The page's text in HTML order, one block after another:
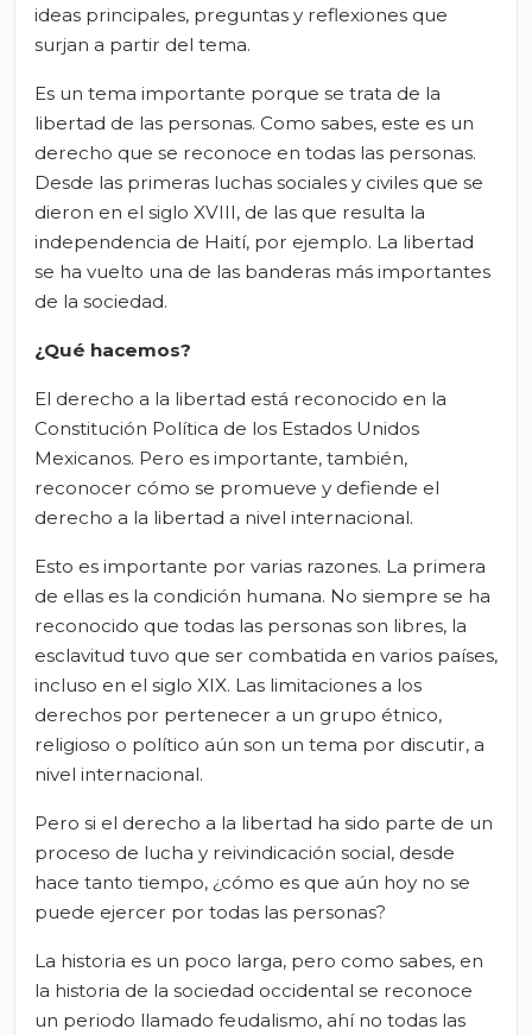
ideas principales, preguntas y reflexiones que
surjan a partir del tema.
Es un tema importante porque se trata de la
libertad de las personas. Como sabes, este es un
derecho que se reconoce en todas las personas.
Desde las primeras luchas sociales y civiles que se
dieron en el siglo XVIII, de las que resulta la
independencia de Haití, por ejemplo. La libertad
se ha vuelto una de las banderas más importantes
de la sociedad.
¿Qué hacemos?
El derecho a la libertad está reconocido en la
Constitución Política de los Estados Unidos
Mexicanos. Pero es importante, también,
reconocer cómo se promueve y defiende el
derecho a la libertad a nivel internacional.
Esto es importante por varias razones. La primera
de ellas es la condición humana. No siempre se ha
reconocido que todas las personas son libres, la
esclavitud tuvo que ser combatida en varios países,
incluso en el siglo XIX. Las limitaciones a los
derechos por pertenecer a un grupo étnico,
religioso o político aún son un tema por discutir, a
nivel internacional.
Pero si el derecho a la libertad ha sido parte de un
proceso de lucha y reivindicación social, desde
hace tanto tiempo, ¿cómo es que aún hoy no se
puede ejercer por todas las personas?
La historia es un poco larga, pero como sabes, en
la historia de la sociedad occidental se reconoce
un periodo llamado feudalismo, ahí no todas las